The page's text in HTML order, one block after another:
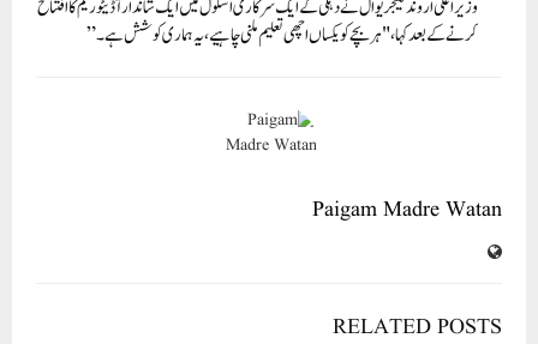
وزیر اعلی اروند کیجریوال نے دہلی کے ایک سرکاری اسکول میں ایک شاندار آڈیٹوریم کا افتتاح
کرنے کے بعد کہا، "ہر بچے کو یکساں اچھی تعلیم ملنی چاہیے، یہ ہماری کوشش ہے۔”
Paigam Madre Watan
RELATED POSTS